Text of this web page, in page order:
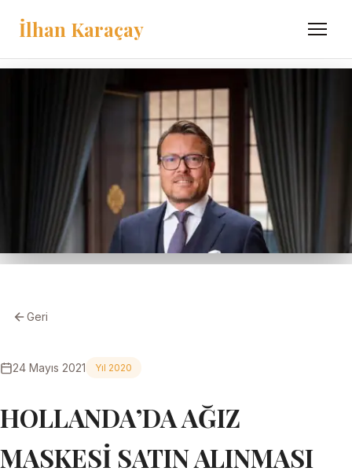
İlhan Karaçay Menü
Geri
24 Mayıs 2021 Yıl 2020
HOLLANDA’DA AĞIZ
MASKESİ SATIN ALINMASI